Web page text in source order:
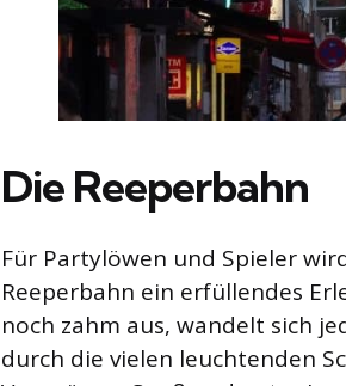
Die Reeperbahn
Für Partylöwen und Spieler
Reeperbahn ein erfüllendes
noch zahm aus, wandelt sich
durch die vielen leuchtenden